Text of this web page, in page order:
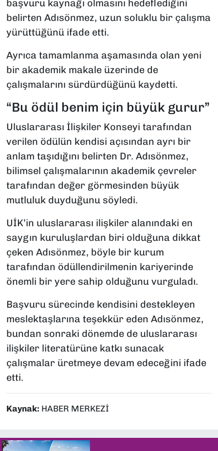
başvuru kaynağı olmasını hedeflediğini
belirten Adısönmez, uzun soluklu bir çalışma
yürüttüğünü ifade etti.
Ayrıca tamamlanma aşamasında olan yeni
bir akademik makale üzerinde de
çalışmalarını sürdürdüğünü kaydetti.
“Bu ödül benim için büyük gurur”
Uluslararası İlişkiler Konseyi tarafından
verilen ödülün kendisi açısından ayrı bir
anlam taşıdığını belirten Dr. Adısönmez,
bilimsel çalışmalarının akademik çevreler
tarafından değer görmesinden büyük
mutluluk duyduğunu söyledi.
UİK’in uluslararası ilişkiler alanındaki en
saygın kuruluşlardan biri olduğuna dikkat
çeken Adısönmez, böyle bir kurum
tarafından ödüllendirilmenin kariyerinde
önemli bir yere sahip olduğunu vurguladı.
Başvuru sürecinde kendisini destekleyen
meslektaşlarına teşekkür eden Adısönmez,
bundan sonraki dönemde de uluslararası
ilişkiler literatürüne katkı sunacak
çalışmalar üretmeye devam edeceğini ifade
etti.
Kaynak: HABER MERKEZİ